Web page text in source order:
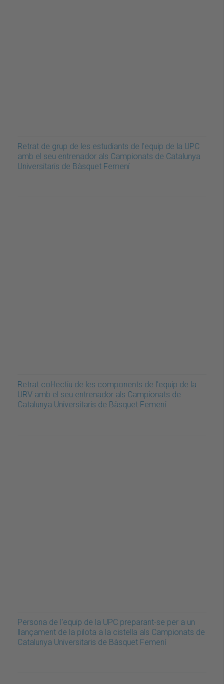
Retrat de grup de les estudiants de l'equip de la UPC
amb el seu entrenador als Campionats de Catalunya
Universitaris de Bàsquet Femení
Retrat col·lectiu de les components de l'equip de la
URV amb el seu entrenador als Campionats de
Catalunya Universitaris de Bàsquet Femení
Persona de l'equip de la UPC preparant-se per a un
llançament de la pilota a la cistella als Campionats de
Catalunya Universitaris de Bàsquet Femení